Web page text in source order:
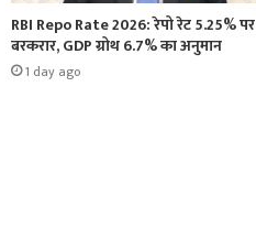
RBI Repo Rate 2026: रेपो रेट 5.25% पर
बरकरार, GDP ग्रोथ 6.7% का अनुमान
1 day ago